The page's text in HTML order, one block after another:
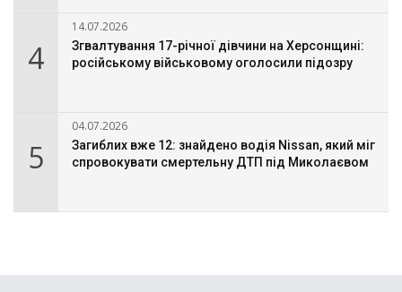
4
14.07.2026
Згвалтування 17-річної дівчини на Херсонщині:
російському військовому оголосили підозру
5
04.07.2026
Загиблих вже 12: знайдено водія Nissan, який міг
спровокувати смертельну ДТП під Миколаєвом